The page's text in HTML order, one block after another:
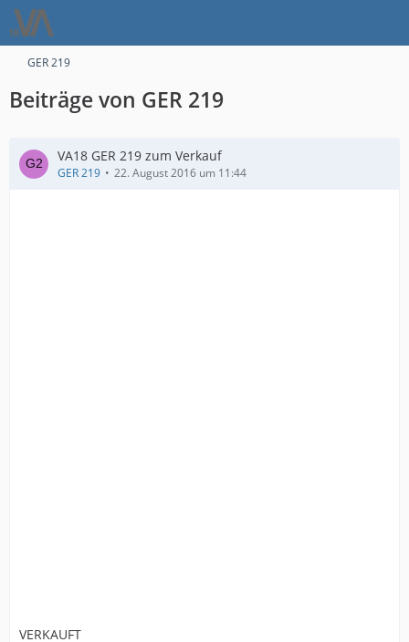
GER 219
Beiträge von GER 219
VA18 GER 219 zum Verkauf
GER 219 22. August 2016 um 11:44
VERKAUFT